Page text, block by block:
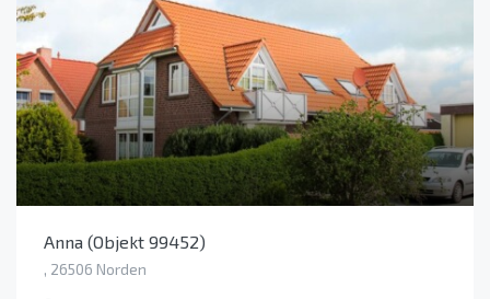
Anna (Objekt 99452)
, 26506 Norden